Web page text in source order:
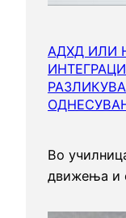
АДХД ИЛИ
Во
движења и